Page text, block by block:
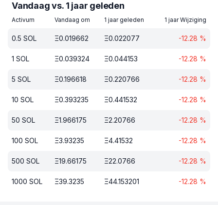
Vandaag vs. 1 jaar geleden
Activum Vandaag om 1 jaar geleden 1 jaar Wijziging
0.5 SOL Ξ0.019662 Ξ0.022077 -12.28 %
1 SOL Ξ0.039324 Ξ0.044153 -12.28 %
5 SOL Ξ0.196618 Ξ0.220766 -12.28 %
10 SOL Ξ0.393235 Ξ0.441532 -12.28 %
50 SOL Ξ1.966175 Ξ2.20766 -12.28 %
100 SOL Ξ3.93235 Ξ4.41532 -12.28 %
500 SOL Ξ19.66175 Ξ22.0766 -12.28 %
1000 SOL Ξ39.3235 Ξ44.153201 -12.28 %